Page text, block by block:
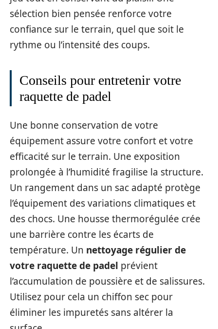
sélection bien pensée renforce votre
confiance sur le terrain, quel que soit le
rythme ou l’intensité des coups.
Conseils pour entretenir votre
raquette de padel
Une bonne conservation de votre
équipement assure votre confort et votre
efficacité sur le terrain. Une exposition
prolongée à l’humidité fragilise la structure.
Un rangement dans un sac adapté protège
l’équipement des variations climatiques et
des chocs. Une housse thermorégulée crée
une barrière contre les écarts de
température. Un nettoyage régulier de
votre raquette de padel prévient
l’accumulation de poussière et de salissures.
Utilisez pour cela un chiffon sec pour
éliminer les impuretés sans altérer la